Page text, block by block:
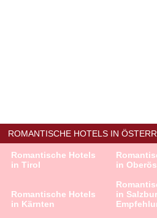
ROMANTISCHE HOTELS IN
Romantische Hotels
in Tirol
in
Romantische Hotels
in Kärnten
in